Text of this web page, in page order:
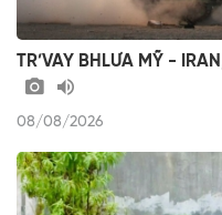
TR’VAY BHLƯA MỸ -
08/08/2026